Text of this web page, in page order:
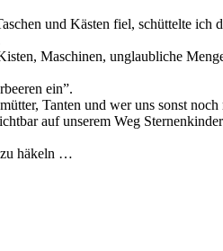
und Kästen fiel, schüttelte
Maschinen, unglaubliche
ein”.
Tanten und wer uns sonst
auf unserem Weg
zu häkeln …